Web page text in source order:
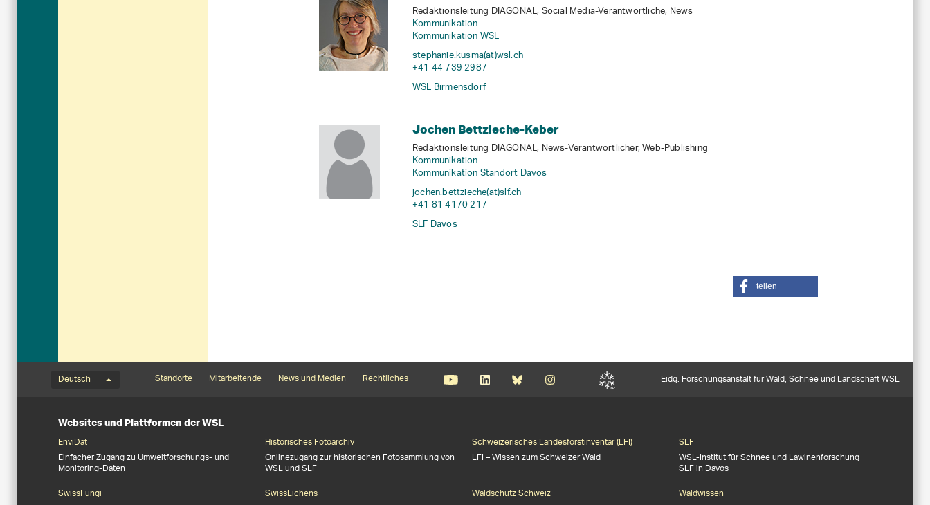
Redaktionsleitung DIAGONAL, Social Media-Verantwortliche, News
Kommunikation
Kommunikation WSL
stephanie.kusma(at)wsl.ch
+41 44 739 2987
WSL Birmensdorf
Jochen Bettzieche-Keber
Redaktionsleitung DIAGONAL, News-Verantwortlicher, Web-Publishing
Kommunikation
Kommunikation Standort Davos
jochen.bettzieche(at)slf.ch
+41 81 4170 217
SLF Davos
teilen
Sprachmenü
Deutsch
Footernavigation
Standorte Mitarbeitende News und Medien Rechtliches Eidg. Forschungsanstalt für Wald, Schnee und Landschaft WSL
Websites und Plattformen der WSL
EnviDat
Einfacher Zugang zu Umweltforschungs- und
Monitoring-Daten
Historisches Fotoarchiv
Onlinezugang zur historischen Fotosammlung von
WSL und SLF
Schweizerisches Landesforstinventar (LFI)
LFI – Wissen zum Schweizer Wald
SLF
WSL-Institut für Schnee und Lawinenforschung
SLF in Davos
SwissFungi
SwissLichens
Waldschutz Schweiz
Waldwissen